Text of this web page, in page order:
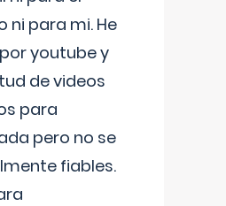
ni para mi. He
youtube y
de videos
para
pero no se
fiables.